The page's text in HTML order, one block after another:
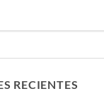
RECIENTES